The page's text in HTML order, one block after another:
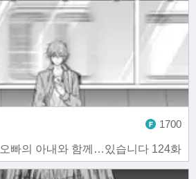
오빠의 아내와 함께…있습니다 124화
1700